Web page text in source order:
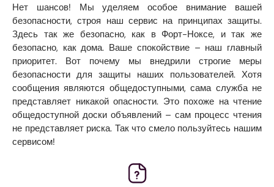
Нет шансов! Мы уделяем особое внимание вашей
безопасности, строя наш сервис на принципах защиты.
Здесь так же безопасно, как в Форт-Ноксе, и так же
безопасно, как дома. Ваше спокойствие – наш главный
приоритет. Вот почему мы внедрили строгие меры
безопасности для защиты наших пользователей. Хотя
сообщения являются общедоступными, сама служба не
представляет никакой опасности. Это похоже на чтение
общедоступной доски объявлений – сам процесс чтения
не представляет риска. Так что смело пользуйтесь нашим
сервисом!